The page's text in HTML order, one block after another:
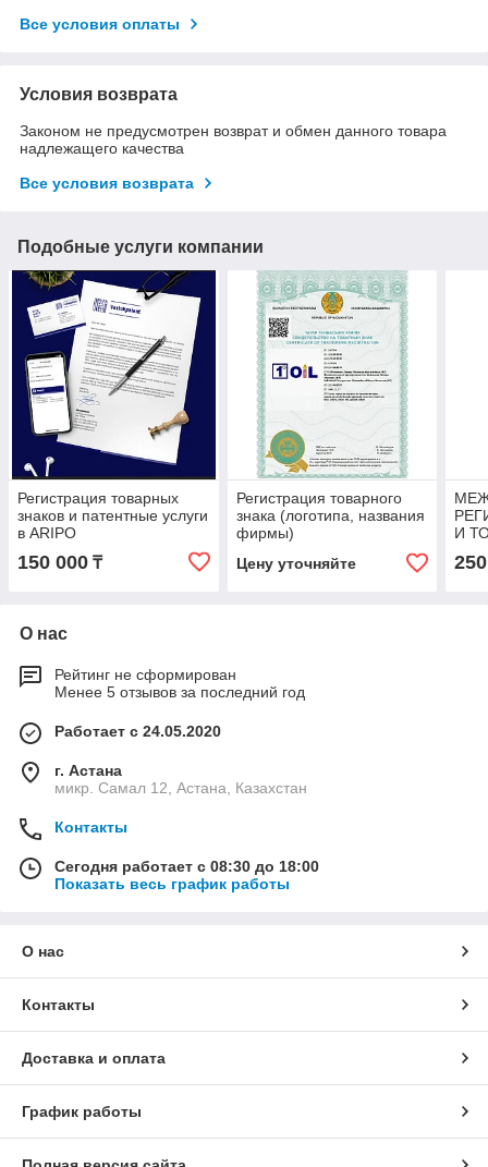
Все условия оплаты
Условия возврата
Законом не предусмотрен возврат и обмен данного товара
надлежащего качества
Все условия возврата
Подобные услуги компании
Регистрация товарных
знаков и патентные услуги
в ARIPO
150 000 ₸
Регистрация товарного
знака (логотипа, названия
фирмы)
Цену уточняйте
И
О нас
Рейтинг не сформирован
Менее 5 отзывов за последний год
Работает с 24.05.2020
г. Астана
микр. Самал 12, Астана, Казахстан
Контакты
Сегодня работает с 08:30 до 18:00
Показать весь график работы
О нас
Контакты
Доставка и оплата
График работы